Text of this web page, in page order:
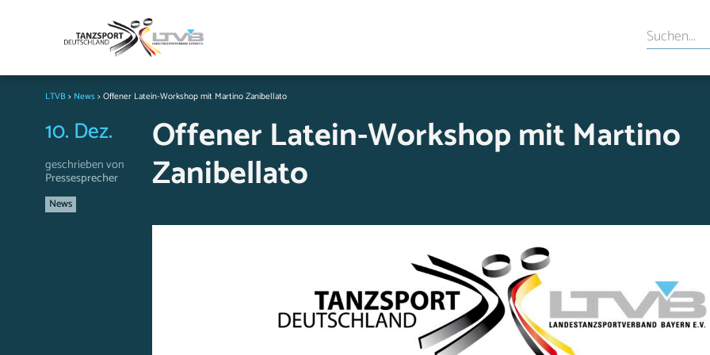
LTVB> News>Offener Latein-Workshop mit Martino Zanibellato
10. Dez.
geschrieben von
Pressesprecher
News
Offener Latein-Workshop mit Martino
Zanibellato